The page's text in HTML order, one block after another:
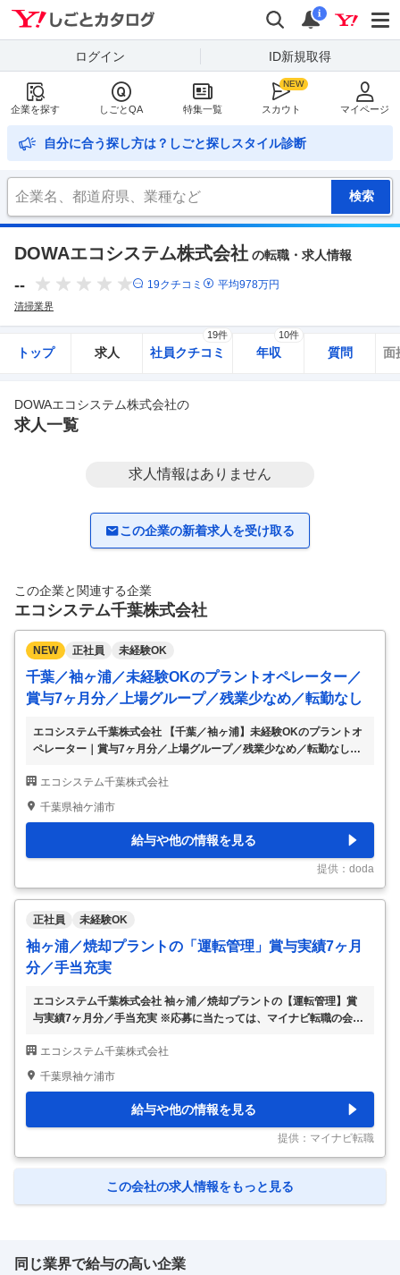
検索
通知
i
ログイン ID新規取得
企業を探す しごとQA 特集一覧 スカウト マイページ
自分に合う探し方は？しごと探しスタイル診断
DOWAエコシステム株式会社 の転職・求人情報
-- 19クチコミ 平均978万円
清掃業界
トップ 求人 社員クチコミ
19件
年収
10件
質問 面
DOWAエコシステム株式会社の
求人一覧
求人情報はありません
この企業の新着求人を受け取る
この企業と関連する企業
エコシステム千葉株式会社
NEW 正社員 未経験OK
千葉／袖ヶ浦／未経験OKのプラントオペレーター／
賞与7ヶ月分／上場グループ／残業少なめ／転勤なし
エコシステム千葉株式会社 【千葉／袖ヶ浦】未経験OKのプラントオ
ペレーター｜賞与7ヶ月分／上場グループ／残業少なめ／転勤なし
賞与7ヶ月分／上場グループ／残業少なめ／転勤なし 【具体的な仕事
内容】 【東証プライム上場DOWAグループ／賞与7ヶ月分／住宅・家
却プラントの運転オペレーターをお任せします。 ■具体業務 ・中央操
作室での監視（温度・数値管理、異常対応） ・設備の巡回点検（稼
働状況の確認） ・サンプル採取（焼却後の品質確認） ■お任せする業
務 まずは日勤で設備…
エコシステム千葉株式会社
千葉県袖ケ浦市
給与や他の情報を見る
提供：doda
正社員 未経験OK
袖ヶ浦／焼却プラントの「運転管理」賞与実績7ヶ月
分／手当充実
エコシステム千葉株式会社 袖ヶ浦／焼却プラントの【運転管理】賞
与実績7ヶ月分／手当充実 ※応募に当たっては、マイナビ転職の会員
をご確認くださいませ。 【仕事内容】 ▼プラント（焼却炉）に関す
る、オペレーションの管理全般をお任せします。担当業務は勤務日ご
トが2つあり、4名1班で1つのプラントを管理します。基本的に1名は
オペレーションルーム、ほか3名でプラントを巡回します】 ▼オペレ
ーションルームでの操作管理 計器の確認をしながら数字を記録し、
異常がないかチェックします。 ▼…
エコシステム千葉株式会社
千葉県袖ケ浦市
給与や他の情報を見る
提供：マイナビ転職
この会社の求人情報をもっと見る
同じ業界で給与の高い企業